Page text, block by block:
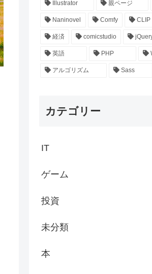
Illustrator 親ページ
Naninovel Comfy CLIP
経済 comicstudio
英語 PHP
アルゴリズム Sass
カテゴリー
IT
ゲーム
投資
未分類
本